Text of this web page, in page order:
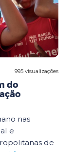
995 visualizações
do
nas
e
de